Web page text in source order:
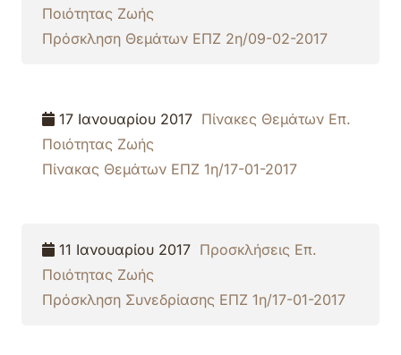
Ποιότητας Ζωής
Πρόσκληση Θεμάτων ΕΠΖ 2η/09-02-2017
17 Ιανουαρίου 2017 Πίνακες Θεμάτων Επ.
Ποιότητας Ζωής
Πίνακας Θεμάτων ΕΠΖ 1η/17-01-2017
11 Ιανουαρίου 2017 Προσκλήσεις Επ.
Ποιότητας Ζωής
Πρόσκληση Συνεδρίασης ΕΠΖ 1η/17-01-2017